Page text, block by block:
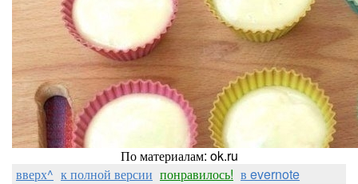
По материалам: ok.ru
вверх^ к полной версии понравилось! в evernote